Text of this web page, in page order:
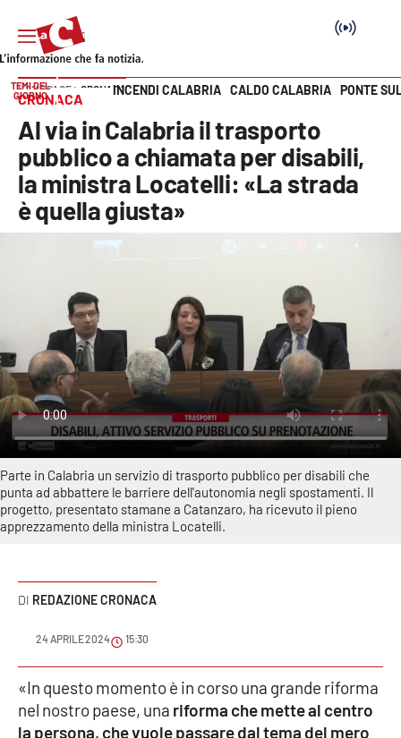
SEZIONI
Cronaca
Politica
Economia e lavoro
Italia Mondo
Sanità
Sport
Cultura
Meteo
Editoriali
VIDEO
Vai
TEMI DEL
GIORNO
INCENDI CALABRIA CALDO CALABRIA PONTE
HOME PAGE CRONACA
CRONACA
Al via in Calabria il trasporto
pubblico a chiamata per disabili,
la ministra Locatelli: «La strada
è quella giusta»
Parte in Calabria un servizio di trasporto pubblico per disabili che
punta ad abbattere le barriere dell'autonomia negli spostamenti. Il
progetto, presentato stamane a Catanzaro, ha ricevuto il pieno
apprezzamento della ministra Locatelli.
REDAZIONE CRONACA
24 APRILE 2024 15:30
«In questo momento è in corso una grande riforma
nel nostro paese, una riforma che mette al centro
la persona, che vuole passare dal tema del mero